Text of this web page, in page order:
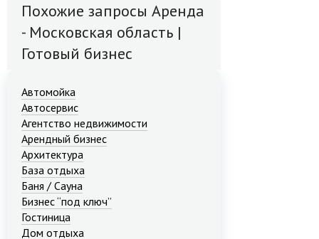
Похожие запросы Аренда
- Московская область |
Готовый бизнес
Автомойка
Автосервис
Агентство недвижимости
Арендный бизнес
Архитектура
База отдыха
Баня / Сауна
Бизнес “под ключ”
Гостиница
Дом отдыха